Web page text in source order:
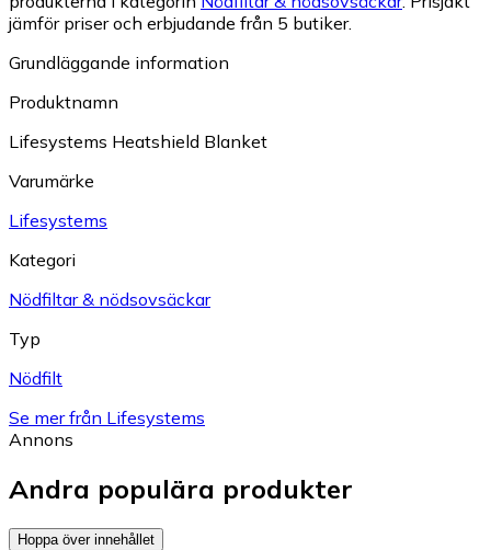
jämför priser och erbjudande från 5 butiker.
Grundläggande information
Produktnamn
Lifesystems Heatshield Blanket
Varumärke
Lifesystems
Kategori
Nödfiltar & nödsovsäckar
Typ
Nödfilt
Se mer från Lifesystems
Annons
Andra populära produkter
Hoppa över innehållet